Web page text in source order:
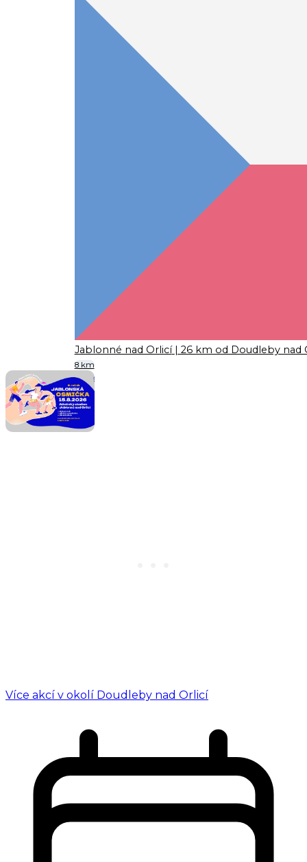
Jablonné nad Orlicí | 26 km od Doudleby nad
8 km
Více akcí v okolí Doudleby nad Orlicí